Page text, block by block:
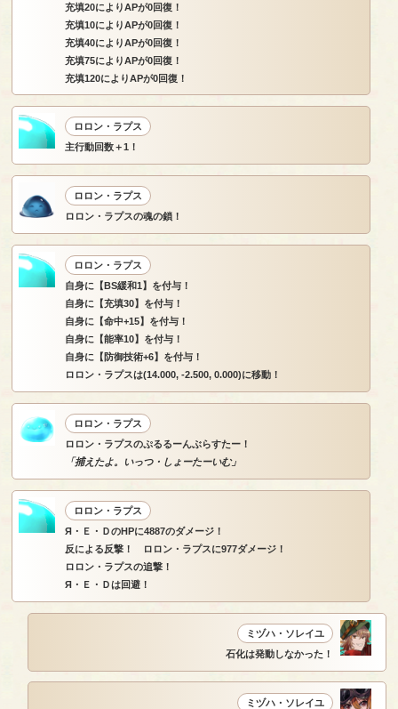
充填20によりAPが0回復！
充填10によりAPが0回復！
充填40によりAPが0回復！
充填75によりAPが0回復！
充填120によりAPが0回復！
ロロン・ラプス
主行動回数＋1！
ロロン・ラプス
ロロン・ラプスの魂の鎖！
ロロン・ラプス
自身に【BS緩和1】を付与！
自身に【充填30】を付与！
自身に【命中+15】を付与！
自身に【能率10】を付与！
自身に【防御技術+6】を付与！
ロロン・ラプスは(14.000, -2.500, 0.000)に移動！
ロロン・ラプス
ロロン・ラプスのぷるるーんぶらすたー！
「捕えたよ。いっつ・しょーたーいむ」
ロロン・ラプス
Я・Ｅ・ＤのHPに4887のダメージ！
反による反撃！ ロロン・ラプスに977ダメージ！
ロロン・ラプスの追撃！
Я・Ｅ・Ｄは回避！
ミヅハ・ソレイユ
石化は発動しなかった！
ミヅハ・ソレイユ